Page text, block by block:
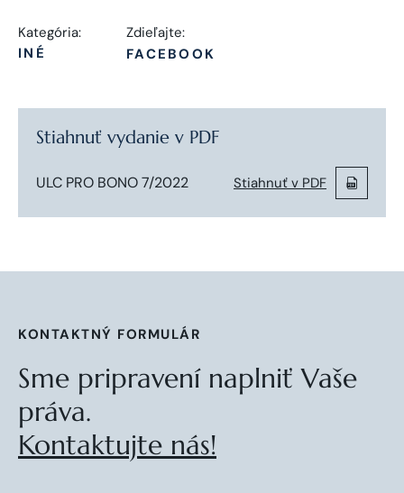
Kategória:
INÉ
Zdieľajte:
FACEBOOK
Stiahnuť vydanie v PDF
ULC PRO BONO 7/2022 Stiahnuť v PDF
KONTAKTNÝ FORMULÁR
Sme pripravení naplniť Vaše
práva.
Kontaktujte nás!